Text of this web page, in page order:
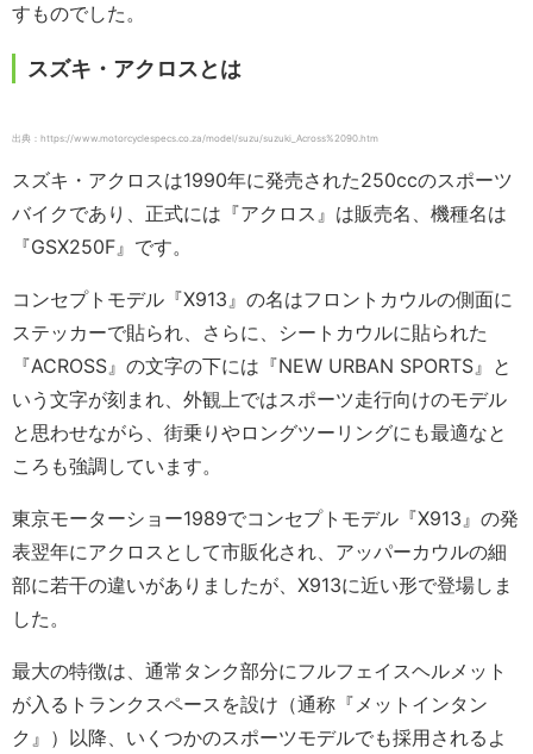
すものでした。
スズキ・アクロスとは
出典：https://www.motorcyclespecs.co.za/model/suzu/suzuki_Across%2090.htm
スズキ・アクロスは1990年に発売された250ccのスポーツ
バイクであり、正式には『アクロス』は販売名、機種名は
『GSX250F』です。
コンセプトモデル『X913』の名はフロントカウルの側面に
ステッカーで貼られ、さらに、シートカウルに貼られた
『ACROSS』の文字の下には『NEW URBAN SPORTS』と
いう文字が刻まれ、外観上ではスポーツ走行向けのモデル
と思わせながら、街乗りやロングツーリングにも最適なと
ころも強調しています。
東京モーターショー1989でコンセプトモデル『X913』の発
表翌年にアクロスとして市販化され、アッパーカウルの細
部に若干の違いがありましたが、X913に近い形で登場しま
した。
最大の特徴は、通常タンク部分にフルフェイスヘルメット
が入るトランクスペースを設け（通称『メットインタン
ク』）以降、いくつかのスポーツモデルでも採用されるよ